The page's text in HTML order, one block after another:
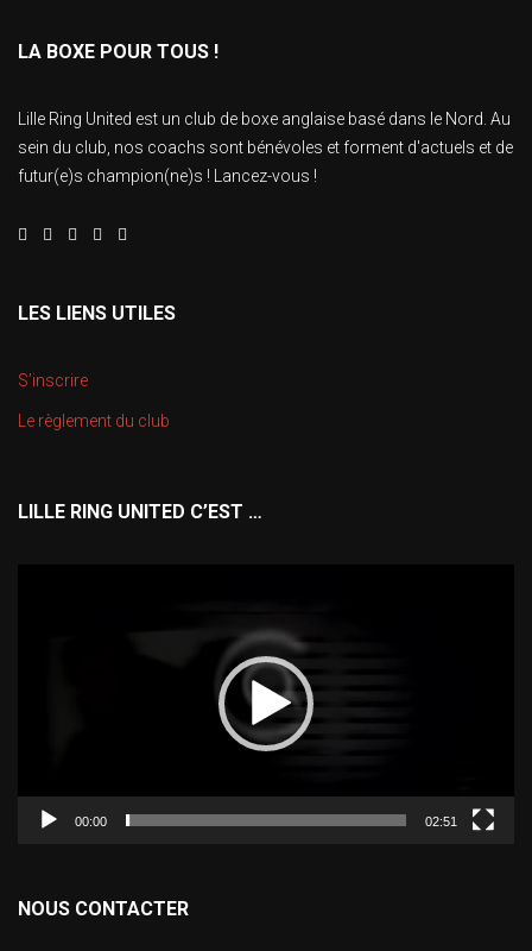
LA BOXE POUR TOUS !
Lille Ring United est un club de boxe anglaise basé dans le Nord. Au
sein du club, nos coachs sont bénévoles et forment d'actuels et de
futur(e)s champion(ne)s ! Lancez-vous !
LES LIENS UTILES
S’inscrire
Le règlement du club
LILLE RING UNITED C’EST …
00:00 02:51
NOUS CONTACTER